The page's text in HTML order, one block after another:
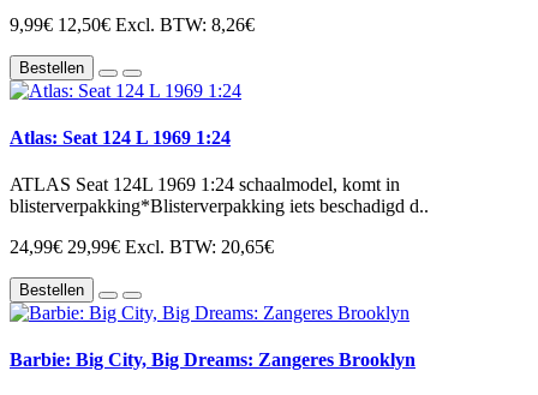
9,99€ 12,50€ Excl. BTW: 8,26€
Bestellen
Atlas: Seat 124 L 1969 1:24
ATLAS Seat 124L 1969 1:24 schaalmodel, komt in
blisterverpakking*Blisterverpakking iets beschadigd d..
24,99€ 29,99€ Excl. BTW: 20,65€
Bestellen
Barbie: Big City, Big Dreams: Zangeres Brooklyn